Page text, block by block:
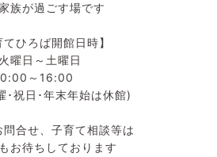
族が過ごす場です
てひろば開館日時】
火曜日～土曜日
～16:00
･祝日･年末年始は休館)
問合せ、子育て相談等は
お待ちしております